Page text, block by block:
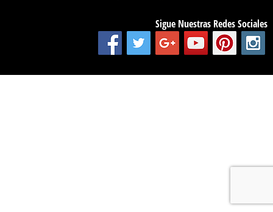
Sigue Nuestras Redes Sociales